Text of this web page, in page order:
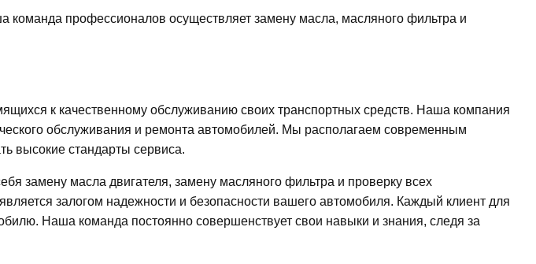
профессионалов осуществляет замену масла, масляного фильтра и
к качественному обслуживанию своих транспортных средств. Наша компания
обслуживания и ремонта автомобилей. Мы располагаем современным
высокие стандарты сервиса.
замену масла двигателя, замену масляного фильтра и проверку всех
залогом надежности и безопасности вашего автомобиля. Каждый клиент для
Наша команда постоянно совершенствует свои навыки и знания, следя за